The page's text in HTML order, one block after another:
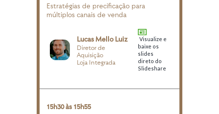
Estratégias de precificação para
múltiplos canais de venda
Lucas Mello Luiz
Diretor de
Aquisição
Loja Integrada
Visualize e
baixe os
slides
direto do
Slideshare
15h30 às 15h55